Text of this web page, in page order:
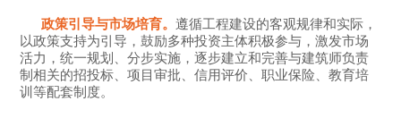
政策引导与市场培育。遵循工程建设的客观规律和实际，
以政策支持为引导，鼓励多种投资主体积极参与，激发市场
活力，统一规划、分步实施，逐步建立和完善与建筑师负责
制相关的招投标、项目审批、信用评价、职业保险、教育培
训等配套制度。